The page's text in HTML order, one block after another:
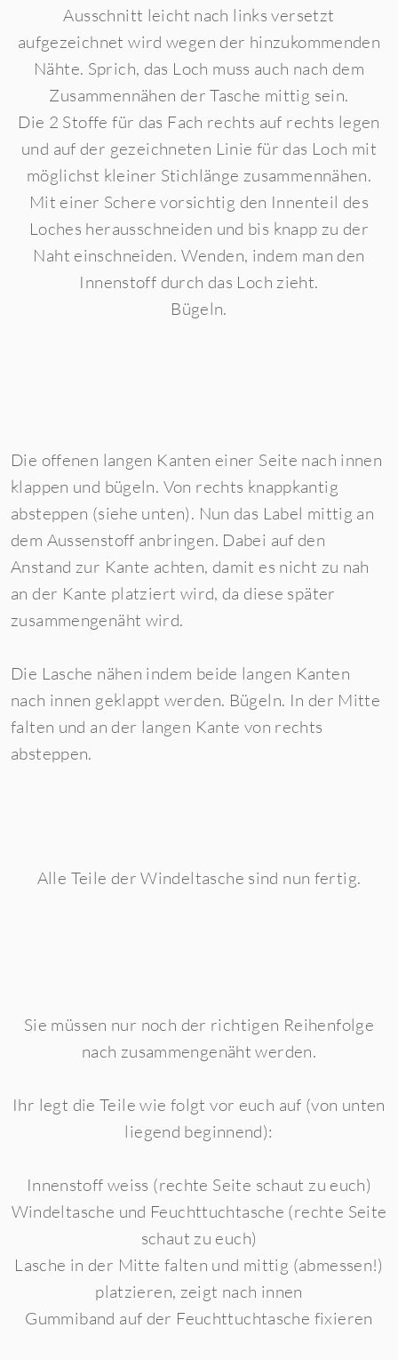
Ausschnitt leicht nach links versetzt
aufgezeichnet wird wegen der hinzukommenden
Nähte. Sprich, das Loch muss auch nach dem
Zusammennähen der Tasche mittig sein.
Die 2 Stoffe für das Fach rechts auf rechts legen
und auf der gezeichneten Linie für das Loch mit
möglichst kleiner Stichlänge zusammennähen.
Mit einer Schere vorsichtig den Innenteil des
Loches herausschneiden und bis knapp zu der
Naht einschneiden. Wenden, indem man den
Innenstoff durch das Loch zieht.
Bügeln.
Die offenen langen Kanten einer Seite nach innen
klappen und bügeln. Von rechts knappkantig
absteppen (siehe unten). Nun das Label mittig an
dem Aussenstoff anbringen. Dabei auf den
Anstand zur Kante achten, damit es nicht zu nah
an der Kante platziert wird, da diese später
zusammengenäht wird.
Die Lasche nähen indem beide langen Kanten
nach innen geklappt werden. Bügeln. In der Mitte
falten und an der langen Kante von rechts
absteppen.
Alle Teile der Windeltasche sind nun fertig.
Sie müssen nur noch der richtigen Reihenfolge
nach zusammengenäht werden.
Ihr legt die Teile wie folgt vor euch auf (von unten
liegend beginnend):
Innenstoff weiss (rechte Seite schaut zu euch)
Windeltasche und Feuchttuchtasche (rechte Seite
schaut zu euch)
Lasche in der Mitte falten und mittig (abmessen!)
platzieren, zeigt nach innen
Gummiband auf der Feuchttuchtasche fixieren